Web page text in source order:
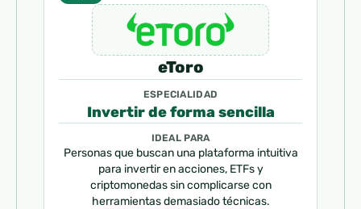
eToro
ESPECIALIDAD
Invertir de forma sencilla
IDEAL PARA
Personas que buscan una plataforma intuitiva
para invertir en acciones, ETFs y
criptomonedas sin complicarse con
herramientas demasiado técnicas.